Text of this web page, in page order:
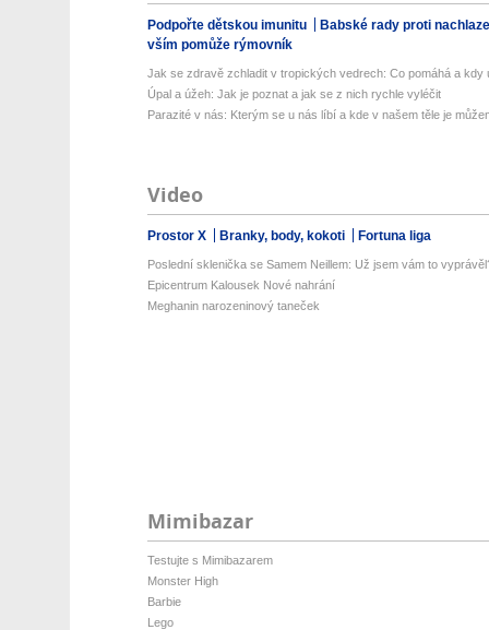
Podpořte dětskou imunitu
Babské rady proti
vším pomůže rýmovník
Jak se zdravě zchladit v tropických vedrech: Co pomáhá a kdy
Úpal a úžeh: Jak je poznat a jak se z nich rychle vyléčit
Parazité v nás: Kterým se u nás líbí a kde v našem těle je
Video
Prostor X Branky, body, kokoti Fortuna liga
Poslední sklenička se Samem Neillem: Už jsem vám to
Epicentrum Kalousek Nové nahrání
Meghanin narozeninový taneček
Mimibazar
Testujte s Mimibazarem
Monster High
Barbie
Lego